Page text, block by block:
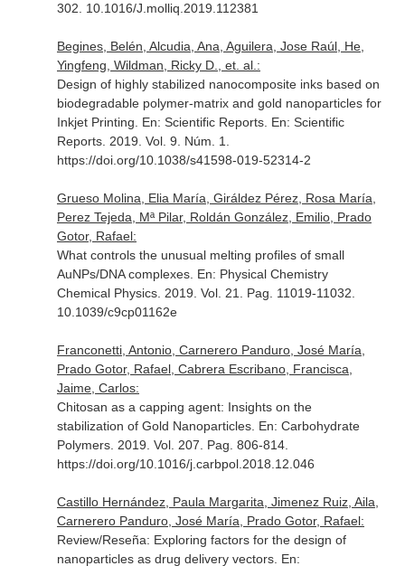
302. 10.1016/J.molliq.2019.112381
Begines, Belén, Alcudia, Ana, Aguilera, Jose Raúl, He,
Yingfeng, Wildman, Ricky D., et. al.:
Design of highly stabilized nanocomposite inks based on
biodegradable polymer-matrix and gold nanoparticles for
Inkjet Printing. En: Scientific Reports. En: Scientific
Reports. 2019. Vol. 9. Núm. 1.
https://doi.org/10.1038/s41598-019-52314-2
Grueso Molina, Elia María, Giráldez Pérez, Rosa María,
Perez Tejeda, Mª Pilar, Roldán González, Emilio, Prado
Gotor, Rafael:
What controls the unusual melting profiles of small
AuNPs/DNA complexes. En: Physical Chemistry
Chemical Physics. 2019. Vol. 21. Pag. 11019-11032.
10.1039/c9cp01162e
Franconetti, Antonio, Carnerero Panduro, José María,
Prado Gotor, Rafael, Cabrera Escribano, Francisca,
Jaime, Carlos:
Chitosan as a capping agent: Insights on the
stabilization of Gold Nanoparticles. En: Carbohydrate
Polymers. 2019. Vol. 207. Pag. 806-814.
https://doi.org/10.1016/j.carbpol.2018.12.046
Castillo Hernández, Paula Margarita, Jimenez Ruiz, Aila,
Carnerero Panduro, José María, Prado Gotor, Rafael:
Review/Reseña: Exploring factors for the design of
nanoparticles as drug delivery vectors. En: